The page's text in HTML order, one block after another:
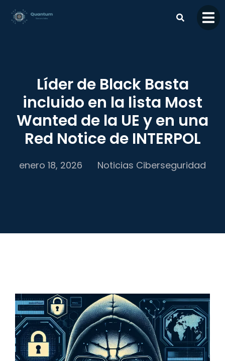
contenido
Líder de Black Basta
incluido en la lista Most
Wanted de la UE y en una
Red Notice de INTERPOL
enero 18, 2026 Noticias Ciberseguridad